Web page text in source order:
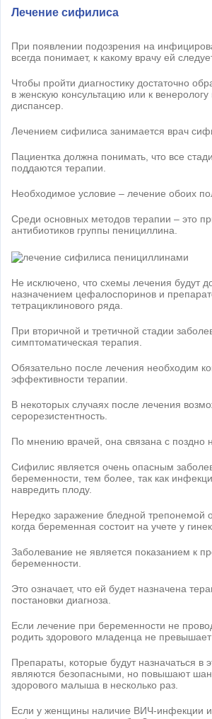
Лечение сифилиса
При появлении подозрения на
всегда понимает, к какому врачу ей
Чтобы пройти диагностику достаточно
в женскую консультацию или к венерологу
диспансер.
Лечением сифилиса занимается врач
Пациентка должна понимать, что все
поддаются терапии.
Необходимое условие – лечение обоих
Среди основных методов терапии – это
антибиотиков группы пенициллина.
Не исключено, что схемы лечения будут
назначением цефалоспоринов и
тетрациклинового ряда.
При вторичной и третичной стадии
симптоматическая терапия.
Обязательно после лечения необходим
эффективности терапии.
В некоторых случаях после лечения
серорезистентность.
По мнению врачей, она связана с поздно
Сифилис является очень опасным
беременности, тем более, так как
навредить плоду.
Нередко заражение бледной трепонемой
когда беременная состоит на учете у
Заболевание не является показанием к
беременности.
Это означает, что ей будет назначена
постановки диагноза.
Если лечение при беременности не
родить здорового младенца не превышает
Препараты, которые будут назначаться в
являются безопасными, но повышают
здорового малыша в несколько раз.
Если у женщины наличие ВИЧ-инфекции